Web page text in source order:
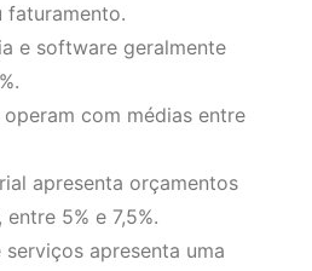
faturamento.
e software geralmente
com médias entre
apresenta orçamentos
5% e 7,5%.
apresenta uma